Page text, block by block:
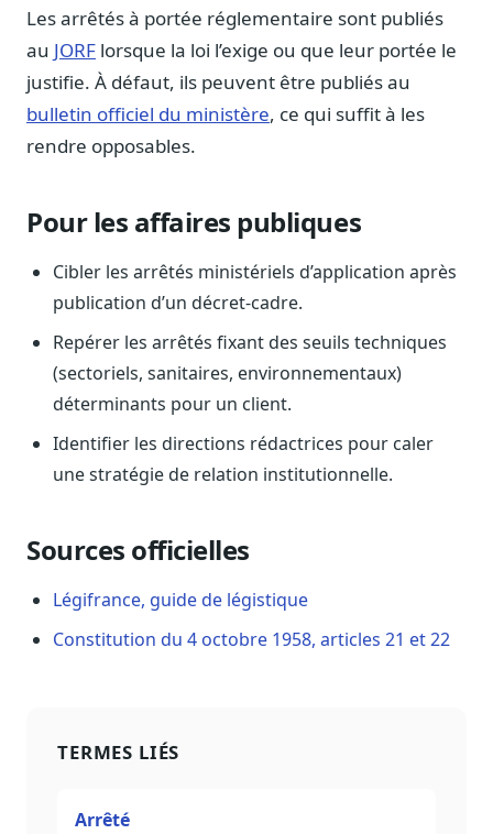
Blog & Podcast Hémicycle
Analyses, méthodes, coulisses
Lexique parlementaire
1027 termes expliqués
Glossaire affaires publiques
Lexique par thème métier
23 flux indexés
Nouveautés produit
Ils utilisent Legiwatch
Public Sénat, ONG, cabinets
Qui sommes-nous
Méthode, valeurs et équipe
Fiabilité, souveraineté, sobriété
Hébergement européen, RGPD
Kit média, contacts
Les arrêtés à portée réglementaire sont publiés
au JORF lorsque la loi l’exige ou que leur portée le
justifie. À défaut, ils peuvent être publiés au
bulletin officiel du ministère, ce qui suffit à les
rendre opposables.
Pour les affaires publiques
Cibler les arrêtés ministériels d’application après
publication d’un décret-cadre.
Repérer les arrêtés fixant des seuils techniques
(sectoriels, sanitaires, environnementaux)
déterminants pour un client.
Identifier les directions rédactrices pour caler
une stratégie de relation institutionnelle.
Sources officielles
Légifrance, guide de légistique
Constitution du 4 octobre 1958, articles 21 et 22
TERMES LIÉS
Arrêté